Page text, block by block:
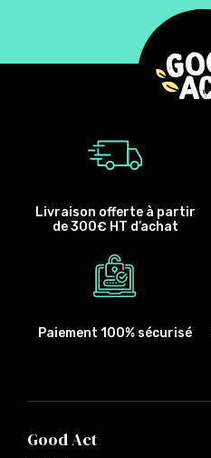
Livraison offerte à partir
de 300€ HT d’achat
Paiement 100% sécurisé
Good Act